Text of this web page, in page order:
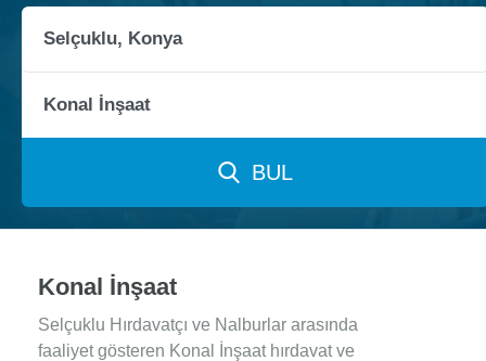
BUL
Konal İnşaat
Selçuklu Hırdavatçı ve Nalburlar arasında
faaliyet gösteren Konal İnşaat hırdavat ve